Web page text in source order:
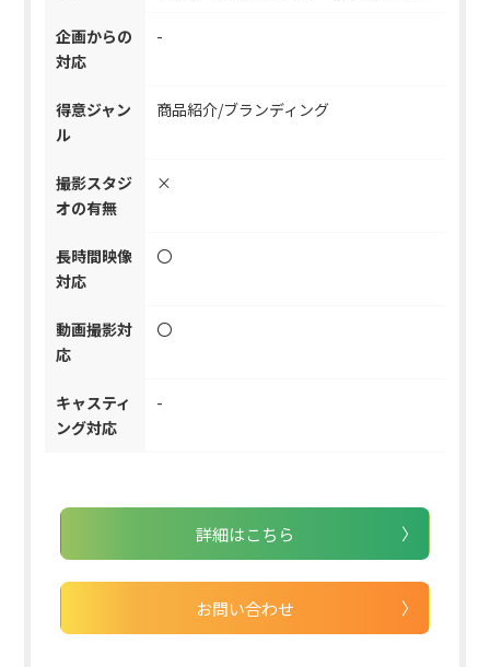
企画からの
対応
-
得意ジャン
ル
商品紹介/ブランディング
撮影スタジ
オの有無
×
長時間映像
対応
〇
動画撮影対
応
〇
キャスティ
ング対応
-
詳細はこちら
お問い合わせ